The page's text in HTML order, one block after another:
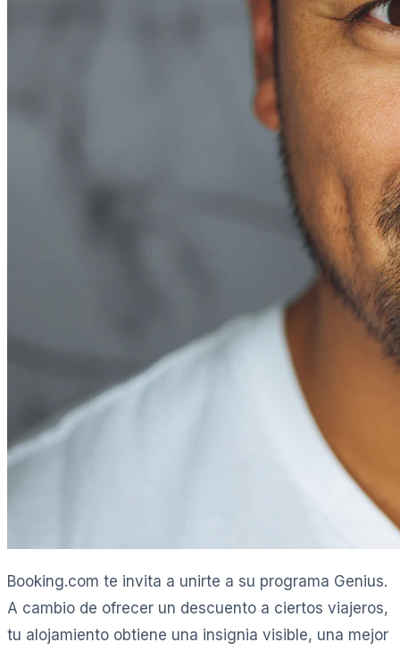
Booking.com te invita a unirte a su programa Genius.
A cambio de ofrecer un descuento a ciertos viajeros,
tu alojamiento obtiene una insignia visible, una mejor